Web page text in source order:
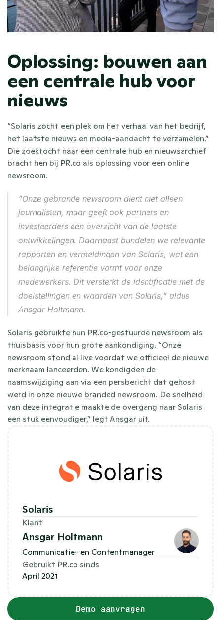
Oplossing: bouwen aan
een centrale hub voor
nieuws
“Solaris zocht een plek om het verhaal van het bedrijf,
het laatste nieuws en media-aandacht te verzamelen.”
Die zoektocht naar een centrale hub en nieuwsarchief
bracht hen bij PR.co als oplossing voor een online
newsroom.
“Onze gebrande newsroom dient niet alleen
journalisten, maar geeft ook partners en
investeerders een overzicht van de laatste
ontwikkelingen. Daarnaast bundelen we relevante
rapporten en vermeldingen van Solaris, wat een
belangrijke referentie vormt voor onze
medewerkers. Dit versterkt de identificatie met de
doelstellingen en waarden van Solaris,” aldus
Ansgar Holtmann.
Solaris gebruikte hun PR.co-gestuurde newsroom als
thuisbasis voor hun grote aankondiging. “Onze
newsroom stond al live voordat we officieel de nieuwe
merknaam lanceerden. We kondigden de
naamswijziging aan via een persbericht dat gehost
werd in onze nieuwe branded newsroom. De snelheid
van deze integratie maakte de overgang naar Solaris
een stuk eenvoudiger,” legt Ansgar uit.
Solaris
Klant
Ansgar Holtmann
Communicatie- en Contentmanager
Gebruikt PR.co sinds
April 2021
Demo aanvragen